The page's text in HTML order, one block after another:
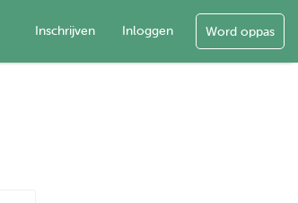
Inschrijven Inloggen Word oppas